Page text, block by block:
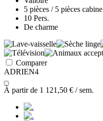
5 pièces / 5 pièces cabine
10 Pers.
De charme
Comparer
ADRIEN4
À partir de 1 121,50 € / sem.